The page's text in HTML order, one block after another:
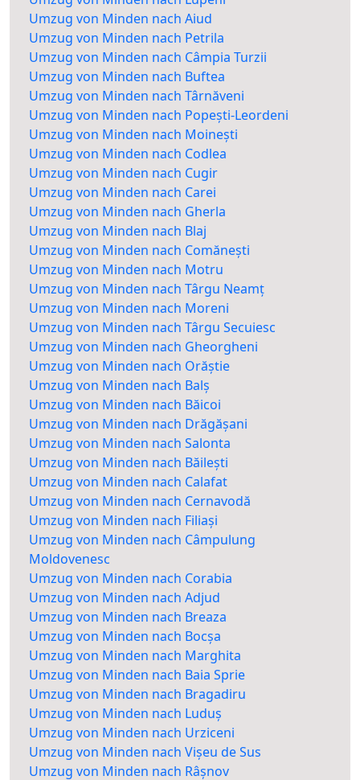
Umzug von Minden nach Aiud
Umzug von Minden nach Petrila
Umzug von Minden nach Câmpia Turzii
Umzug von Minden nach Buftea
Umzug von Minden nach Târnăveni
Umzug von Minden nach Popești-Leordeni
Umzug von Minden nach Moinești
Umzug von Minden nach Codlea
Umzug von Minden nach Cugir
Umzug von Minden nach Carei
Umzug von Minden nach Gherla
Umzug von Minden nach Blaj
Umzug von Minden nach Comănești
Umzug von Minden nach Motru
Umzug von Minden nach Târgu Neamț
Umzug von Minden nach Moreni
Umzug von Minden nach Târgu Secuiesc
Umzug von Minden nach Gheorgheni
Umzug von Minden nach Orăștie
Umzug von Minden nach Balș
Umzug von Minden nach Băicoi
Umzug von Minden nach Drăgășani
Umzug von Minden nach Salonta
Umzug von Minden nach Băilești
Umzug von Minden nach Calafat
Umzug von Minden nach Cernavodă
Umzug von Minden nach Filiași
Umzug von Minden nach Câmpulung
Moldovenesc
Umzug von Minden nach Corabia
Umzug von Minden nach Adjud
Umzug von Minden nach Breaza
Umzug von Minden nach Bocșa
Umzug von Minden nach Marghita
Umzug von Minden nach Baia Sprie
Umzug von Minden nach Bragadiru
Umzug von Minden nach Luduș
Umzug von Minden nach Urziceni
Umzug von Minden nach Vișeu de Sus
Umzug von Minden nach Râșnov